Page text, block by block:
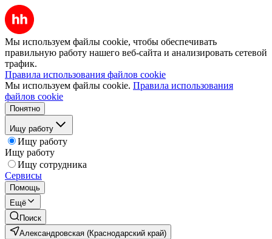
Мы используем файлы cookie, чтобы обеспечивать
правильную работу нашего веб-сайта и анализировать сетевой
трафик.
Правила использования файлов cookie
Мы используем файлы cookie. Правила использования
файлов cookie
Понятно
Ищу работу
Ищу работу
Ищу работу
Ищу сотрудника
Сервисы
Помощь
Ещё
Поиск
Александровская (Краснодарский край)